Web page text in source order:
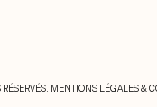
MENTIONS LÉGALES &